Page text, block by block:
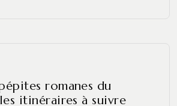
romanes du
itinéraires à suivre